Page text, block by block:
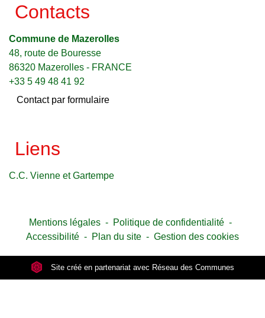
Contacts
Commune de Mazerolles
48, route de Bouresse
86320 Mazerolles - FRANCE
+33 5 49 48 41 92
Contact par formulaire
Liens
C.C. Vienne et Gartempe
Mentions légales - Politique de confidentialité -
Accessibilité - Plan du site - Gestion des cookies
Site créé en partenariat avec Réseau des Communes